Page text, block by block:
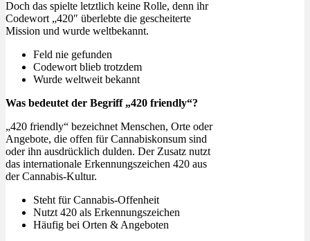
Doch das spielte letztlich keine Rolle, denn ihr
Codewort „420″ überlebte die gescheiterte
Mission und wurde weltbekannt.
Feld nie gefunden
Codewort blieb trotzdem
Wurde weltweit bekannt
Was bedeutet der Begriff „420 friendly“?
„420 friendly“ bezeichnet Menschen, Orte oder
Angebote, die offen für Cannabiskonsum sind
oder ihn ausdrücklich dulden. Der Zusatz nutzt
das internationale Erkennungszeichen 420 aus
der Cannabis-Kultur.
Steht für Cannabis-Offenheit
Nutzt 420 als Erkennungszeichen
Häufig bei Orten & Angeboten